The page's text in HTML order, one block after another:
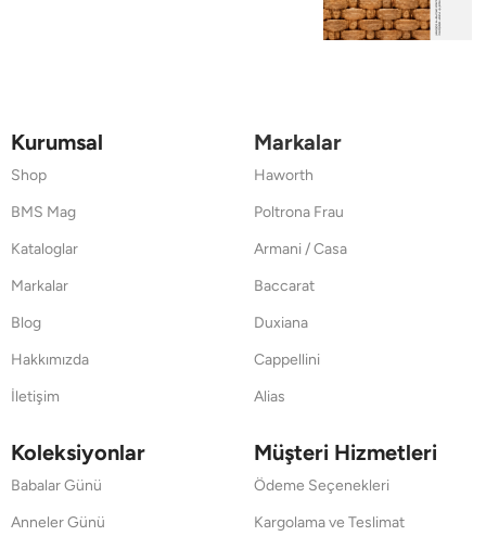
Kurumsal
Shop
BMS Mag
Kataloglar
Markalar
Blog
Hakkımızda
İletişim
Markalar
Haworth
Poltrona Frau
Armani / Casa
Baccarat
Duxiana
Cappellini
Alias
Koleksiyonlar
Babalar Günü
Anneler Günü
Müşteri Hizmetleri
Ödeme Seçenekleri
Kargolama ve Teslimat